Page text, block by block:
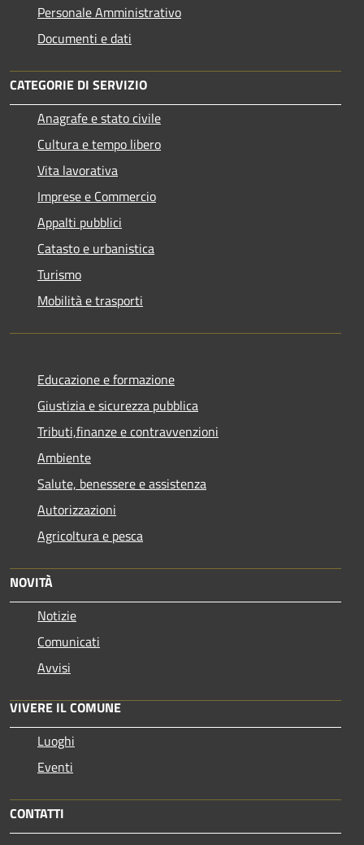
Personale Amministrativo
Documenti e dati
CATEGORIE DI SERVIZIO
Anagrafe e stato civile
Cultura e tempo libero
Vita lavorativa
Imprese e Commercio
Appalti pubblici
Catasto e urbanistica
Turismo
Mobilità e trasporti
Educazione e formazione
Giustizia e sicurezza pubblica
Tributi,finanze e contravvenzioni
Ambiente
Salute, benessere e assistenza
Autorizzazioni
Agricoltura e pesca
NOVITÀ
Notizie
Comunicati
Avvisi
VIVERE IL COMUNE
Luoghi
Eventi
CONTATTI